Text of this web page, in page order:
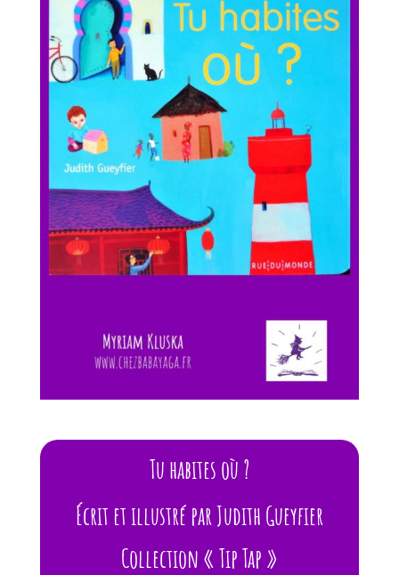
Tu habites où ?
Écrit et illustré par Judith Gueyfier
Collection « Tip Tap »